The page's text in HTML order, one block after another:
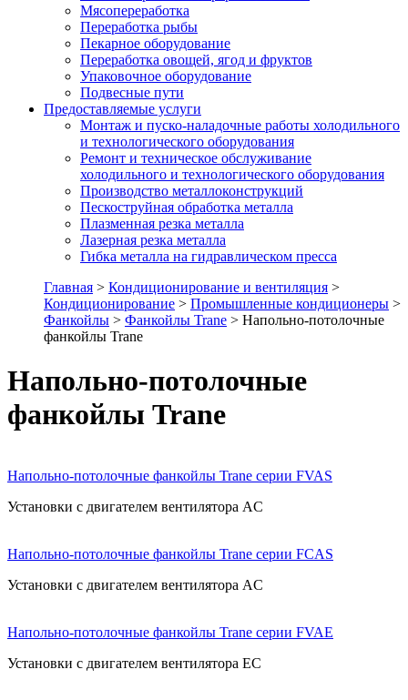
Мясопереработка
Переработка рыбы
Пекарное оборудование
Переработка овощей, ягод и фруктов
Упаковочное оборудование
Подвесные пути
Предоставляемые услуги
Монтаж и пуско-наладочные работы холодильного
и технологического оборудования
Ремонт и техническое обслуживание
холодильного и технологического оборудования
Производство металлоконструкций
Пескоструйная обработка металла
Плазменная резка металла
Лазерная резка металла
Гибка металла на гидравлическом пресса
Главная > Кондиционирование и вентиляция >
Кондиционирование > Промышленные кондиционеры >
Фанкойлы > Фанкойлы Trane > Напольно-потолочные
фанкойлы Trane
Напольно-потолочные
фанкойлы Trane
Напольно-потолочные фанкойлы Trane серии FVAS
Установки с двигателем вентилятора AC
Напольно-потолочные фанкойлы Trane серии FCAS
Установки с двигателем вентилятора AC
Напольно-потолочные фанкойлы Trane серии FVAE
Установки с двигателем вентилятора EC